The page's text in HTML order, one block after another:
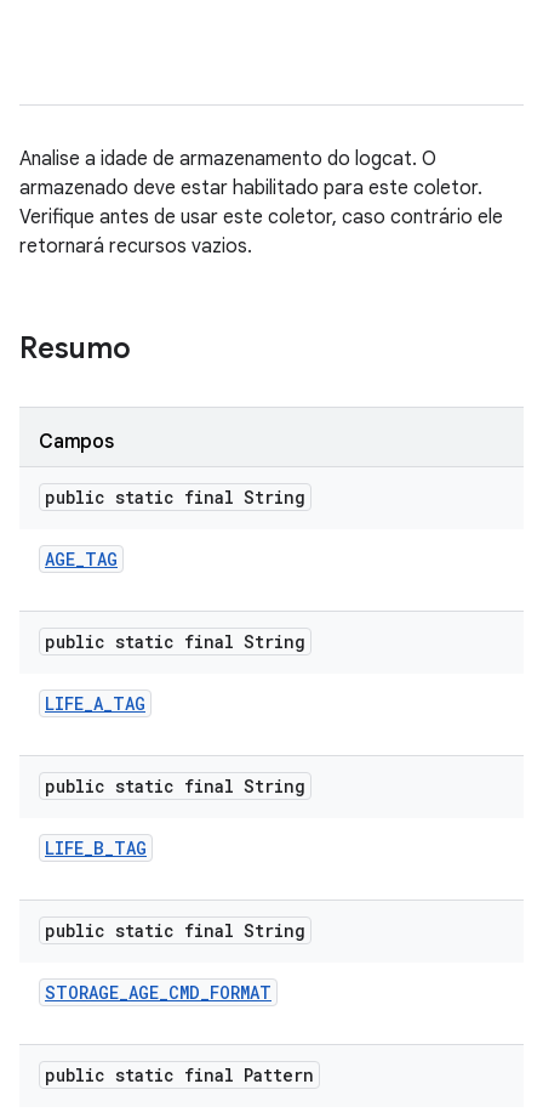
Analise a idade de armazenamento do logcat. O
armazenado deve estar habilitado para este coletor.
Verifique antes de usar este coletor, caso contrário ele
retornará recursos vazios.
Resumo
Campos
public static final String
AGE_TAG
public static final String
LIFE_A_TAG
public static final String
LIFE_B_TAG
public static final String
STORAGE_AGE_CMD_FORMAT
public static final Pattern